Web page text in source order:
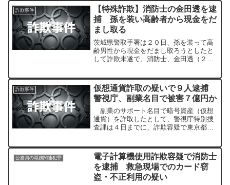
詐欺事件
【特殊詐欺】消防士の金田透を逮
捕 孫を装い高齢者から現金をだ
まし取る
茨城県警取手署は２０日、孫を装って高
齢男性から現金をだまし取ろうとしたと
して詐欺未遂で、消防士、金田透（２
子」役とみられる。
詐欺事件
仮想通貨詐取の疑いで９人逮捕
警視庁、副業名目で被害７億円か
副業のサポート名目で暗号資産（仮想
通貨）を詐取したとして、警視庁特別捜
査課は４日までに、詐欺容疑で東京都中
公務員の職務関連犯罪
電子計算機使用詐欺容疑で消防士
を逮捕 救急現場でのカード窃
盗・不正利用の疑い